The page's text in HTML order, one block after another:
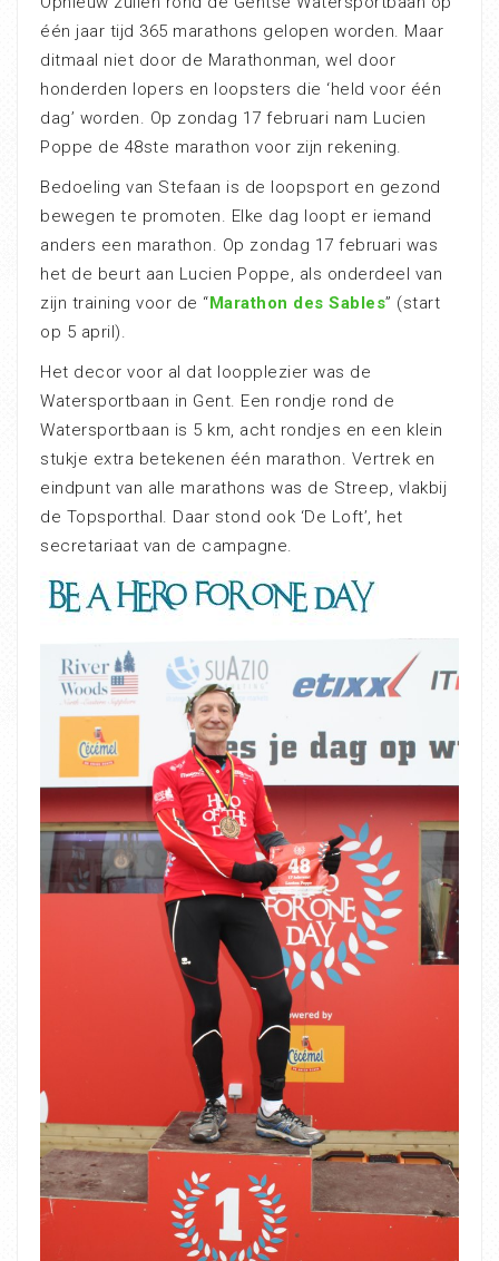
één jaar tijd 365 marathons gelopen worden. Maar
ditmaal niet door de Marathonman, wel door
honderden lopers en loopsters die ‘held voor één
dag’ worden. Op zondag 17 februari nam Lucien
Poppe de 48ste marathon voor zijn rekening.
Bedoeling van Stefaan is de loopsport en gezond
bewegen te promoten. Elke dag loopt er iemand
anders een marathon. Op zondag 17 februari was
het de beurt aan Lucien Poppe, als onderdeel van
zijn training voor de “Marathon des Sables” (start
op 5 april).
Het decor voor al dat loopplezier was de
Watersportbaan in Gent. Een rondje rond de
Watersportbaan is 5 km, acht rondjes en een klein
stukje extra betekenen één marathon. Vertrek en
eindpunt van alle marathons was de Streep, vlakbij
de Topsporthal. Daar stond ook ‘De Loft’, het
secretariaat van de campagne.